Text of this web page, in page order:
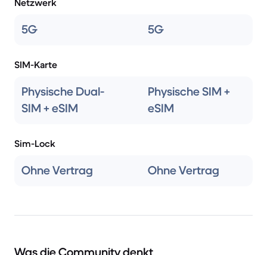
Netzwerk
5G 5G
SIM-Karte
Physische Dual-
SIM + eSIM
Physische SIM +
eSIM
Sim-Lock
Ohne Vertrag Ohne Vertrag